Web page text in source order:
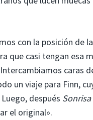
con la posición de
que casi tengan esa
caras
un viaje para Finn,
después Sonrisa
el original».